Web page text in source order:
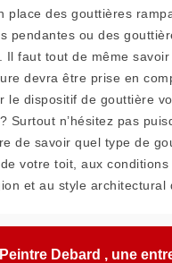
place des gouttières
pendantes ou des
Il faut tout de même
devra être prise en
le dispositif de gouttière
Surtout n’hésitez pas
de savoir quel type de
votre toit, aux conditions
et au style architectural
Debard , une